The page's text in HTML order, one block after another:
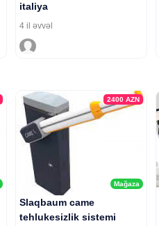
italiya
4 il əvvəl
Mağaza
2400 AZN
Slaqbaum came
tehlukesizlik sistemi